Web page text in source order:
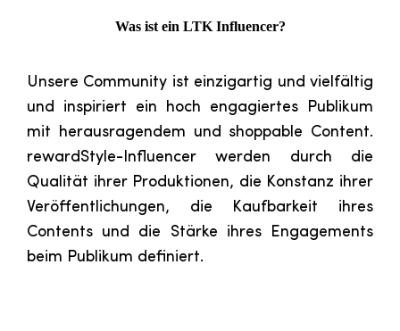
Was ist ein LTK Influencer?
Unsere Community ist einzigartig und vielfältig
und inspiriert ein hoch engagiertes Publikum
mit herausragendem und shoppable Content.
rewardStyle-Influencer werden durch die
Qualität ihrer Produktionen, die Konstanz ihrer
Veröffentlichungen, die Kaufbarkeit ihres
Contents und die Stärke ihres Engagements
beim Publikum definiert.